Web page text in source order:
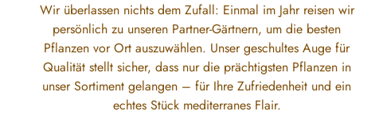
Wir überlassen nichts dem Zufall: Einmal im Jahr reisen wir
persönlich zu unseren Partner-Gärtnern, um die besten
Pflanzen vor Ort auszuwählen. Unser geschultes Auge für
Qualität stellt sicher, dass nur die prächtigsten Pflanzen in
unser Sortiment gelangen – für Ihre Zufriedenheit und ein
echtes Stück mediterranes Flair.